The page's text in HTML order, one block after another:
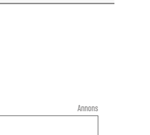
Annons